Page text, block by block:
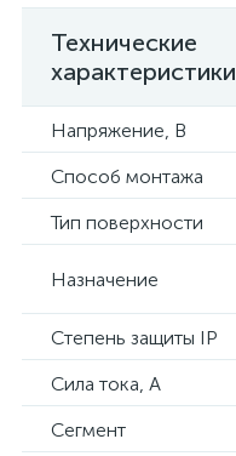
Технические
характеристики
Напряжение, В
Способ монтажа
Тип поверхности
Назначение
Степень защиты IP
Сила тока, А
Сегмент